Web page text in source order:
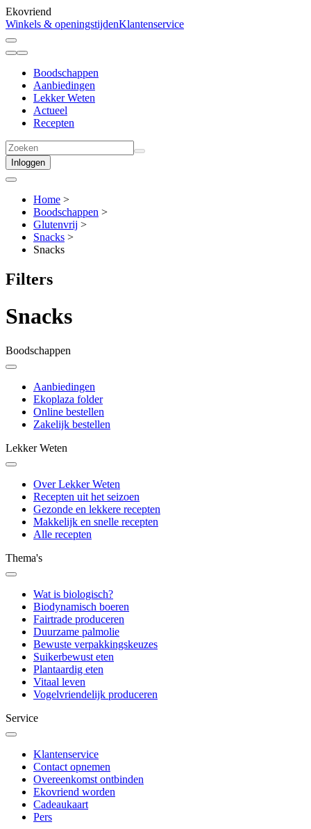
Ekovriend
Winkels & openingstijdenKlantenservice
Boodschappen
Aanbiedingen
Lekker Weten
Actueel
Recepten
Inloggen
Home >
Boodschappen >
Glutenvrij >
Snacks >
Snacks
Filters
Snacks
Boodschappen
Aanbiedingen
Ekoplaza folder
Online bestellen
Zakelijk bestellen
Lekker Weten
Over Lekker Weten
Recepten uit het seizoen
Gezonde en lekkere recepten
Makkelijk en snelle recepten
Alle recepten
Thema's
Wat is biologisch?
Biodynamisch boeren
Fairtrade produceren
Duurzame palmolie
Bewuste verpakkingskeuzes
Suikerbewust eten
Plantaardig eten
Vitaal leven
Vogelvriendelijk produceren
Service
Klantenservice
Contact opnemen
Overeenkomst ontbinden
Ekovriend worden
Cadeaukaart
Pers